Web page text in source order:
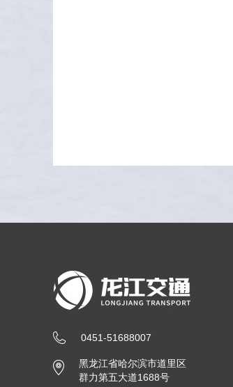
0451-51688007
黑龙江省哈尔滨市道里区
群力第五大道1688号